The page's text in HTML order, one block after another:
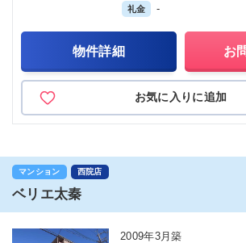
礼金 -
物件詳細 お
お気に入りに追加
マンション 西院店
ベリエ太秦
2009年3月築